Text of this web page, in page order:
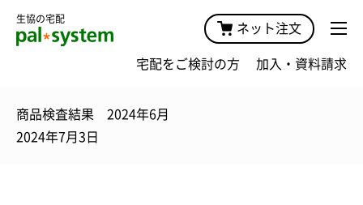
生協の宅配
ネット注文
宅配をご検討の方 加入・資料請求
商品検査結果 2024年6月
2024年7月3日